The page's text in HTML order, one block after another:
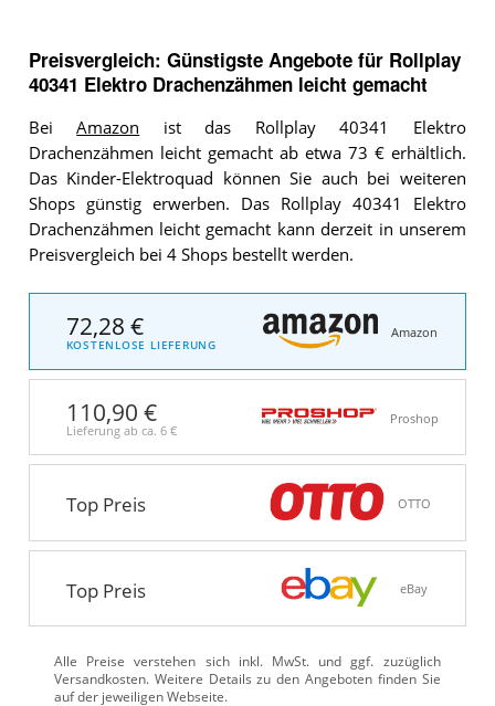
Preisvergleich: Günstigste Angebote für Rollplay
40341 Elektro Drachenzähmen leicht gemacht
BeiAmazon ist das Rollplay 40341 Elektro
Drachenzähmen leicht gemacht ab etwa 73 € erhältlich.
Das Kinder-Elektroquad können Sie auch bei weiteren
Shops günstig erwerben. Das Rollplay 40341 Elektro
Drachenzähmen leicht gemacht kann derzeit in unserem
Preisvergleich bei 4 Shops bestellt werden.
72,28 €
KOSTENLOSE LIEFERUNG
Amazon
110,90 €
Lieferung ab ca. 6 €
Proshop
Top Preis OTTO
Top Preis eBay
Alle Preise verstehen sich inkl. MwSt. und ggf. zuzüglich
Versandkosten. Weitere Details zu den Angeboten finden Sie
auf der jeweiligen Webseite.